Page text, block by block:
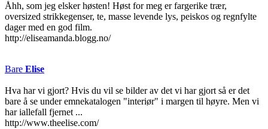
Åhh, som jeg elsker høsten! Høst for meg er fargerike trær,
oversized strikkegenser, te, masse levende lys, peiskos og regnfylte
dager med en god film.
http://eliseamanda.blogg.no/
Bare Elise
Hva har vi gjort? Hvis du vil se bilder av det vi har gjort så er det
bare å se under emnekatalogen "interiør" i margen til høyre. Men vi
har iallefall fjernet ...
http://www.theelise.com/